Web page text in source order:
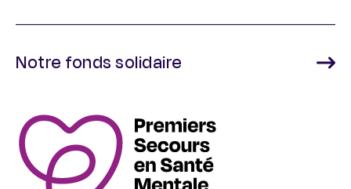
Notre fonds solidaire